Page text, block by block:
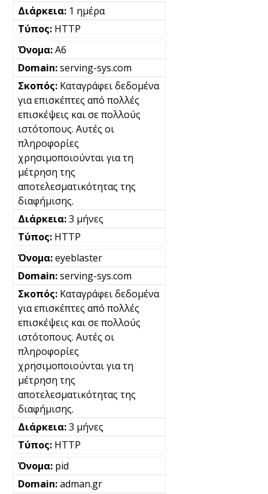
1 ημέρα
HTTP
A6
serving-sys.com
Καταγράφει δεδομένα
για επισκέπτες από πολλές
επισκέψεις και σε πολλούς
ιστότοπους. Αυτές οι
πληροφορίες
χρησιμοποιούνται για τη
μέτρηση της
αποτελεσματικότητας της
διαφήμισης.
3 μήνες
HTTP
eyeblaster
serving-sys.com
Καταγράφει δεδομένα
για επισκέπτες από πολλές
επισκέψεις και σε πολλούς
ιστότοπους. Αυτές οι
πληροφορίες
χρησιμοποιούνται για τη
μέτρηση της
αποτελεσματικότητας της
διαφήμισης.
3 μήνες
HTTP
pid
adman.gr